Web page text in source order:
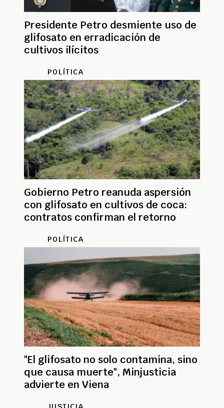
Presidente Petro desmiente uso de
glifosato en erradicación de
cultivos ilícitos
POLÍTICA
Gobierno Petro reanuda aspersión
con glifosato en cultivos de coca:
contratos confirman el retorno
POLÍTICA
"El glifosato no solo contamina, sino
que causa muerte", Minjusticia
advierte en Viena